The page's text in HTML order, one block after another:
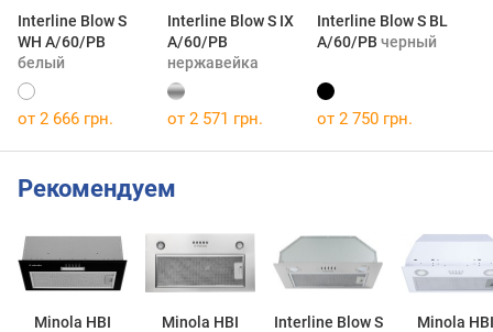
Interline Blow S
WH A/60/PB
белый
Interline Blow S IX
A/60/PB
нержавейка
Interline Blow S BL
A/60/PB черный
от 2 666 грн. от 2 571 грн. от 2 750 грн.
Рекомендуем
Minola HBI
Minola HBI
Interline Blow S
Minola HBI